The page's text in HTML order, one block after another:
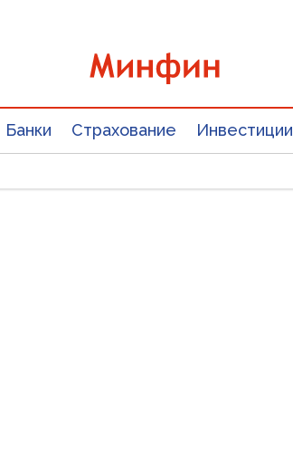
Банки Страхование Инвестиции